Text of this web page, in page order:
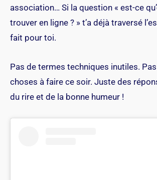
association… Si la question « est-ce
trouver en ligne ? » t’a déjà traversé
fait pour toi.
Pas de termes techniques inutiles.
choses à faire ce soir. Juste des
du rire et de la bonne humeur !